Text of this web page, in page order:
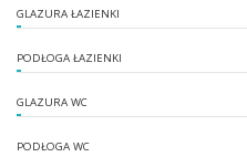
GLAZURA ŁAZIENKI
PODŁOGA ŁAZIENKI
GLAZURA WC
PODŁOGA WC